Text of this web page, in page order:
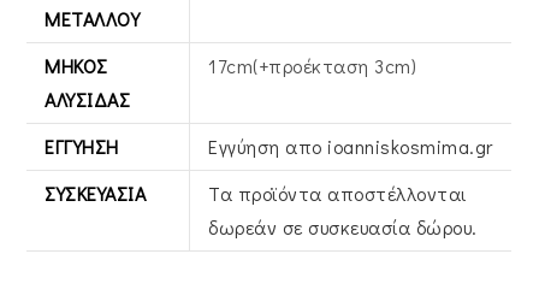
ΜΕΤΆΛΛΟΥ
ΜΉΚΟΣ
ΑΛΥΣΊΔΑΣ
17cm(+προέκταση 3cm)
ΕΓΓΎΗΣΗ
Εγγύηση απο ioanniskosmima.gr
ΣΥΣΚΕΥΑΣΊΑ
Τα προϊόντα αποστέλλονται
δωρεάν σε συσκευασία δώρου.